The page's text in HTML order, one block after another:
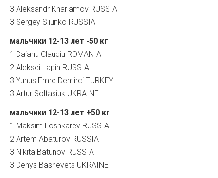
3 Aleksandr Kharlamov RUSSIA
3 Sergey Sliunko RUSSIA
мальчики 12-13 лет -50 кг
1 Daianu Claudiu ROMANIA
2 Aleksei Lapin RUSSIA
3 Yunus Emre Demirci TURKEY
3 Artur Soltasiuk UKRAINE
мальчики 12-13 лет +50 кг
1 Maksim Loshkarev RUSSIA
2 Artem Abaturov RUSSIA
3 Nikita Batunov RUSSIA
3 Denys Bashevets UKRAINE